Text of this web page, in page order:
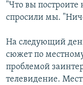
"Что вы построите
спросили мы.
На следующий
сюжет по
проблемой
телевидение.